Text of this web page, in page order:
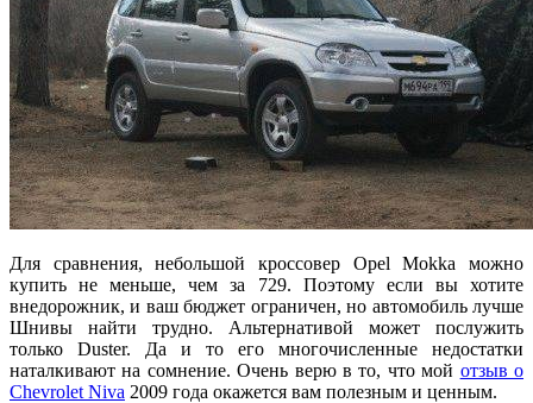
Для сравнения, небольшой кроссовер Opel Mokka можно
купить не меньше, чем за 729. Поэтому если вы хотите
внедорожник, и ваш бюджет ограничен, но автомобиль лучше
Шнивы найти трудно. Альтернативой может послужить
только Duster. Да и то его многочисленные недостатки
наталкивают на сомнение. Очень верю в то, что мой отзыв о
Chevrolet Niva 2009 года окажется вам полезным и ценным.